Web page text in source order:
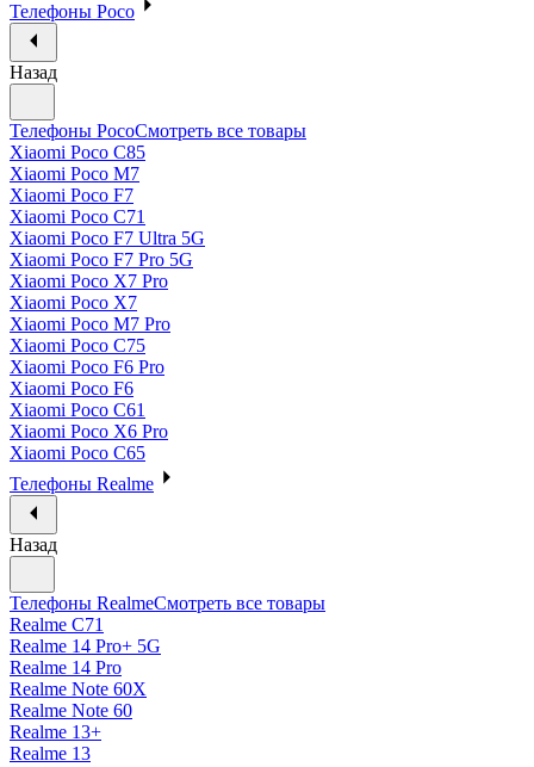
Телефоны Poco
Назад
Телефоны PocoСмотреть все товары
Xiaomi Poco C85
Xiaomi Poco M7
Xiaomi Poco F7
Xiaomi Poco C71
Xiaomi Poco F7 Ultra 5G
Xiaomi Poco F7 Pro 5G
Xiaomi Poco X7 Pro
Xiaomi Poco X7
Xiaomi Poco M7 Pro
Xiaomi Poco C75
Xiaomi Poco F6 Pro
Xiaomi Poco F6
Xiaomi Poco C61
Xiaomi Poco X6 Pro
Xiaomi Poco C65
Телефоны Realme
Назад
Телефоны RealmeСмотреть все товары
Realme C71
Realme 14 Pro+ 5G
Realme 14 Pro
Realme Note 60X
Realme Note 60
Realme 13+
Realme 13